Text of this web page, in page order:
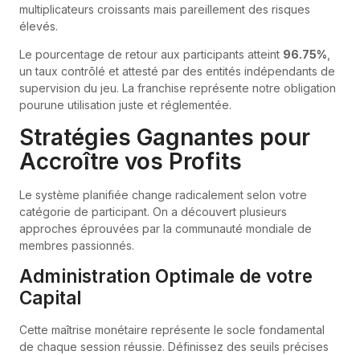
multiplicateurs croissants mais pareillement des risques
élevés.
Le pourcentage de retour aux participants atteint 96.75%
un taux contrôlé et attesté par des entités indépendants de
supervision du jeu. La franchise représente notre obligation
pourune utilisation juste et réglementée.
Stratégies Gagnantes pour
Accroître vos Profits
Le système planifiée change radicalement selon votre
catégorie de participant. On a découvert plusieurs
approches éprouvées par la communauté mondiale de
membres passionnés.
Administration Optimale de votre
Capital
Cette maîtrise monétaire représente le socle fondamental
de chaque session réussie. Définissez des seuils précises